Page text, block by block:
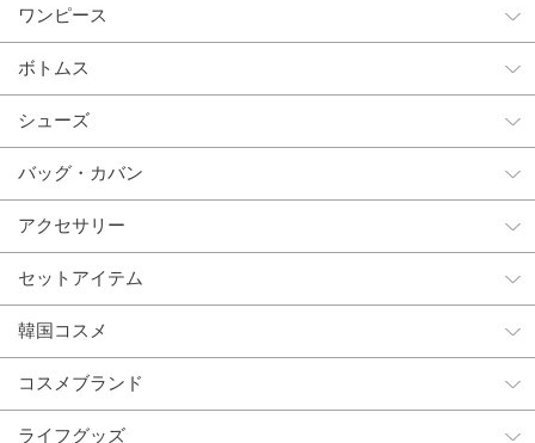
ワンピース
ボトムス
シューズ
バッグ・カバン
アクセサリー
セットアイテム
韓国コスメ
コスメブランド
ライフグッズ